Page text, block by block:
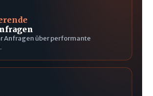
Anfragen über performante